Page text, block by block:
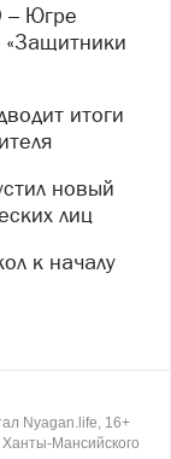
лиц
Nyagan.life, 16+
Мансийского